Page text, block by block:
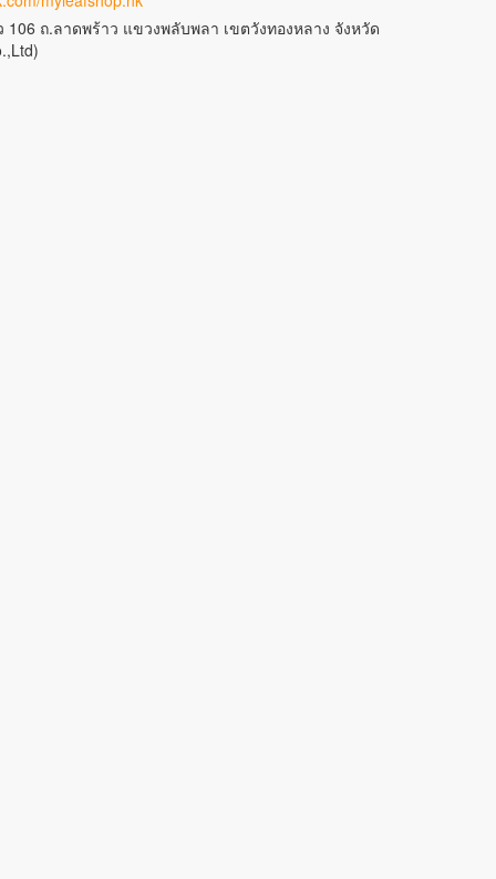
106 ถ.ลาดพร้าว แขวงพลับพลา เขตวังทองหลาง จังหวัด